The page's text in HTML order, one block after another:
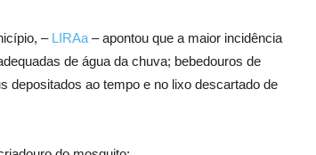
– LIRAa – apontou que a maior incidência
de água da chuva; bebedouros de
depositados ao tempo e no lixo descartado de